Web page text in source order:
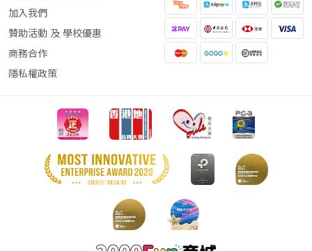
加入我們
贊助活動 及 學校優惠
商務合作
隱私權政策